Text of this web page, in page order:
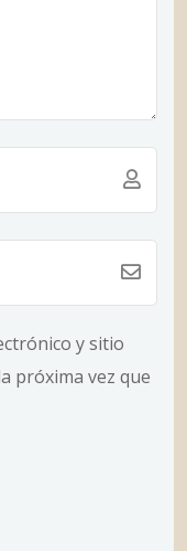
y sitio
próxima vez que